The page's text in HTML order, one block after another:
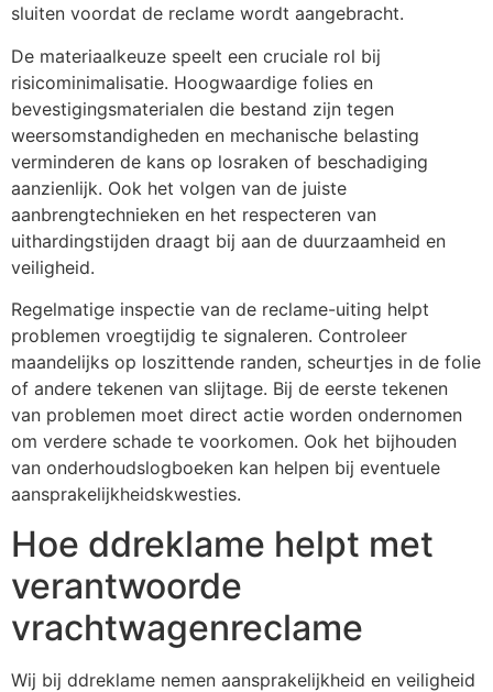
sluiten voordat de reclame wordt aangebracht.
De materiaalkeuze speelt een cruciale rol bij
risicominimalisatie. Hoogwaardige folies en
bevestigingsmaterialen die bestand zijn tegen
weersomstandigheden en mechanische belasting
verminderen de kans op losraken of beschadiging
aanzienlijk. Ook het volgen van de juiste
aanbrengtechnieken en het respecteren van
uithardingstijden draagt bij aan de duurzaamheid en
veiligheid.
Regelmatige inspectie van de reclame-uiting helpt
problemen vroegtijdig te signaleren. Controleer
maandelijks op loszittende randen, scheurtjes in de folie
of andere tekenen van slijtage. Bij de eerste tekenen
van problemen moet direct actie worden ondernomen
om verdere schade te voorkomen. Ook het bijhouden
van onderhoudslogboeken kan helpen bij eventuele
aansprakelijkheidskwesties.
Hoe ddreklame helpt met
verantwoorde
vrachtwagenreclame
Wij bij ddreklame nemen aansprakelijkheid en veiligheid